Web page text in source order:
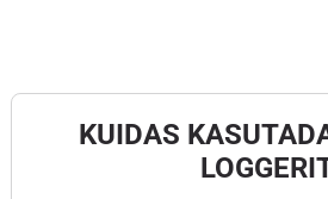
KUIDAS